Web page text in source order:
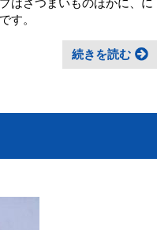
はさつまいものほかに、に
す。
続きを読む